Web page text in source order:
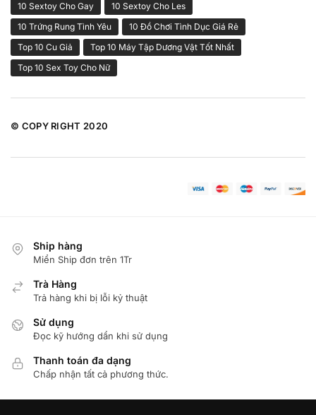
10 Sextoy Cho Gay
10 Sextoy Cho Les
10 Trứng Rung Tình Yêu
10 Đồ Chơi Tình Dục Giá Rẻ
Top 10 Cu Giả
Top 10 Máy Tập Dương Vật Tốt Nhất
Top 10 Sex Toy Cho Nữ
© COPY RIGHT 2020
Ship hàng
Miển Ship đơn trên 1Tr
Trà Hàng
Trả hàng khi bị lỗi kỷ thuật
Sử dụng
Đọc kỹ hướng dẩn khi sử dụng
Thanh toán đa dạng
Chấp nhận tất cả phương thức.